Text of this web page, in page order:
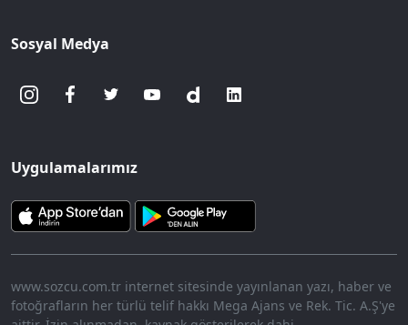
Sosyal Medya
Uygulamalarımız
www.sozcu.com.tr internet sitesinde yayınlanan yazı, haber ve
fotoğrafların her türlü telif hakkı Mega Ajans ve Rek. Tic. A.Ş'ye